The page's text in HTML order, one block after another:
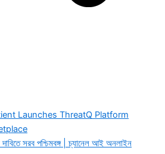
Launches ThreatQ Platform
দাবিতে সরব পশ্চিমবঙ্গ | চ্যানেল আই অনলাইন